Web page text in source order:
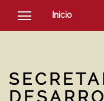
Inicio
SOCIEDAD
NOTICIAS